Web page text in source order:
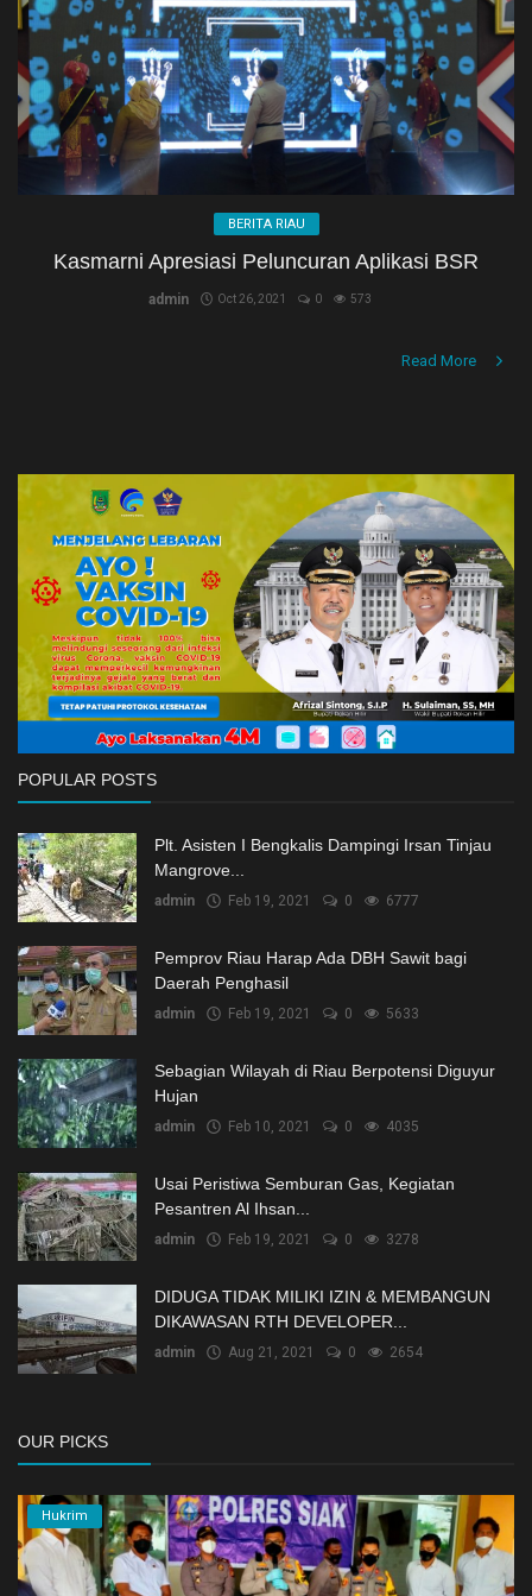
NASIONAL
PEMERINTAHAN
PENDIDIKAN
PERISTIWA
Politik
Ekonomi
Galeri
Kontak
Login
Register
BERITA RIAU
Kasmarni Apresiasi Peluncuran Aplikasi BSR
admin Oct 26, 2021 0 573
Read More
POPULAR POSTS
Plt. Asisten I Bengkalis Dampingi Irsan Tinjau
Mangrove...
admin Feb 19, 2021 0 6777
Pemprov Riau Harap Ada DBH Sawit bagi
Daerah Penghasil
admin Feb 19, 2021 0 5633
Sebagian Wilayah di Riau Berpotensi Diguyur
Hujan
admin Feb 10, 2021 0 4035
Usai Peristiwa Semburan Gas, Kegiatan
Pesantren Al Ihsan...
admin Feb 19, 2021 0 3278
DIDUGA TIDAK MILIKI IZIN & MEMBANGUN
DIKAWASAN RTH DEVELOPER...
admin Aug 21, 2021 0 2654
OUR PICKS
Hukrim